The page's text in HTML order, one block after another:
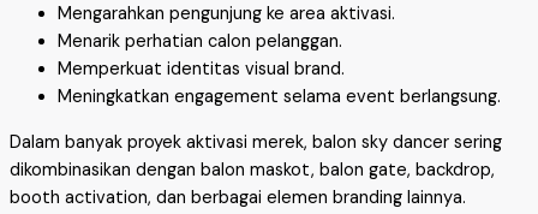
Mengarahkan pengunjung ke area aktivasi.
Menarik perhatian calon pelanggan.
Memperkuat identitas visual brand.
Meningkatkan engagement selama event berlangsung.
Dalam banyak proyek aktivasi merek, balon sky dancer sering
dikombinasikan dengan balon maskot, balon gate, backdrop,
booth activation, dan berbagai elemen branding lainnya.